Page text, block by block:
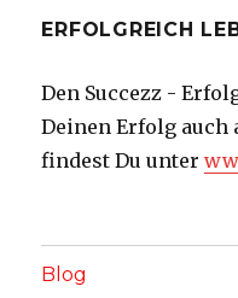
ERFOLGREICH
Den Succezz -
Deinen Erfolg auch
findest Du unter
Blog